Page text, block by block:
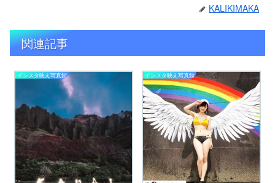
KALIKIMAKA
関連記事
インスタ映え写真館 インスタ映え写真館